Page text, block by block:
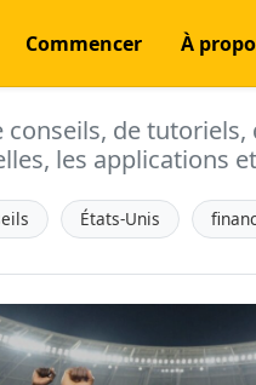
Commencer À
de
les applications
États-Unis